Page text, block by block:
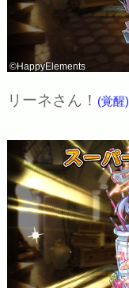
©HappyElements
リーネさん！ (覚醒)